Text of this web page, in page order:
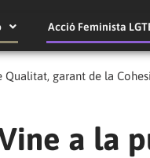
Acció Feminista
garant de la
a la